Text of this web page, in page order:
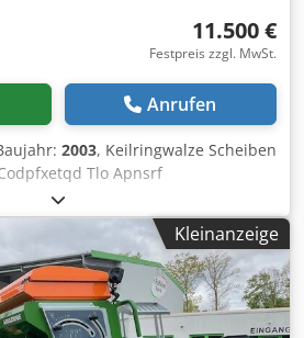
11.500 €
Festpreis zzgl. MwSt.
Anrufen
2003, Keilringwalze Scheiben
Tlo Apnsrf
Kleinanzeige